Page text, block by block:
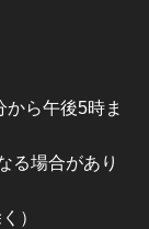
ら午後5時ま
る場合があり
）